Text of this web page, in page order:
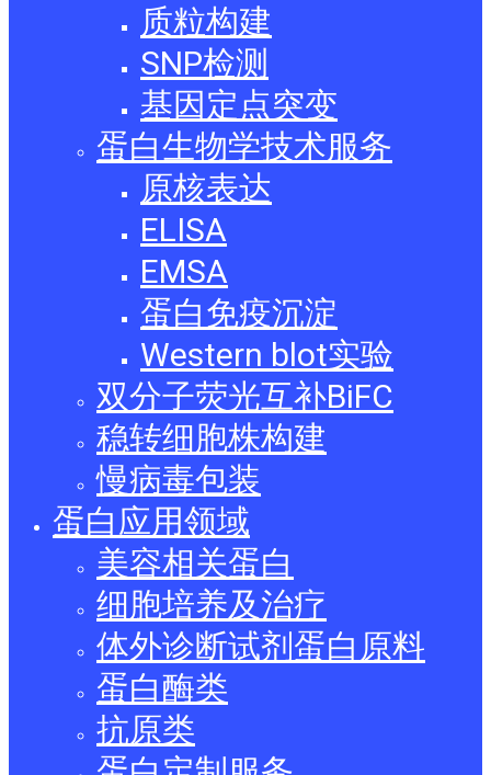
质粒构建
SNP检测
基因定点突变
蛋白生物学技术服务
原核表达
ELISA
EMSA
蛋白免疫沉淀
Western blot实验
双分子荧光互补BiFC
稳转细胞株构建
慢病毒包装
蛋白应用领域
美容相关蛋白
细胞培养及治疗
体外诊断试剂蛋白原料
蛋白酶类
抗原类